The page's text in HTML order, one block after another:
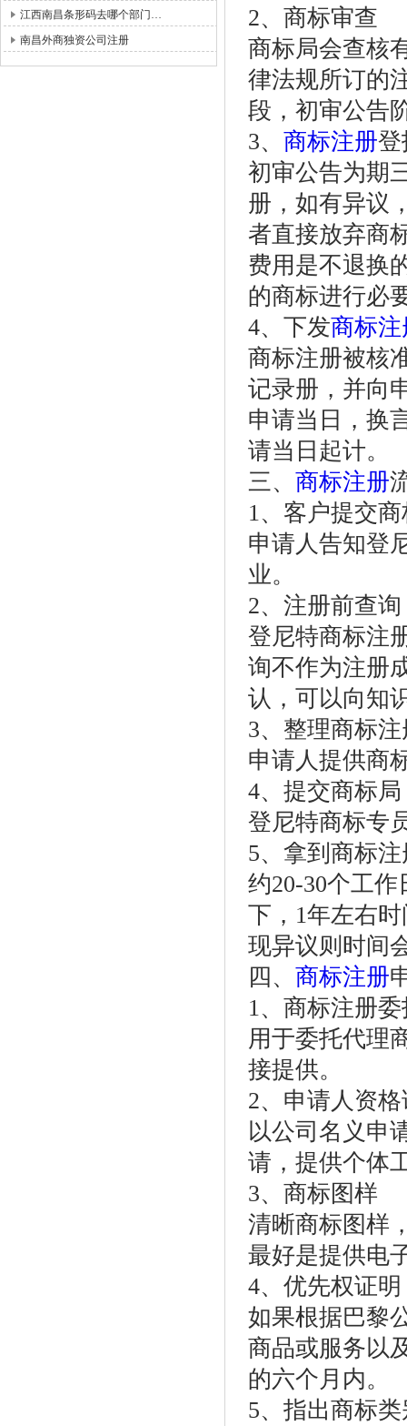
江西南昌条形码去哪个部门…
南昌外商独资公司注册
2、商标审查
商标局会查核
律法规所订的
段，初审公告
3、 商标注册登
初审公告为期
册，如有异议
者直接放弃商
费用是不退换
的商标进行必
4、下发商标注
商标注册被核
记录册，并向
申请当日，换
请当日起计。
三、 商标注册
1、客户提交
申请人告知登
业。
2、注册前查询
登尼特商标注
询不作为注册
认，可以向知
3、整理商标
申请人提供商
4、提交商标局
登尼特商标专
5、拿到商标
约20-30个工
下，1年左右
现异议则时间
四、 商标注册
1、商标注册
用于委托代理
接提供。
2、申请人资
以公司名义申
请，提供个体
3、商标图样
清晰商标图样
最好是提供电
4、优先权证明
如果根据巴黎
商品或服务以
的六个月内。
5、指出商标类